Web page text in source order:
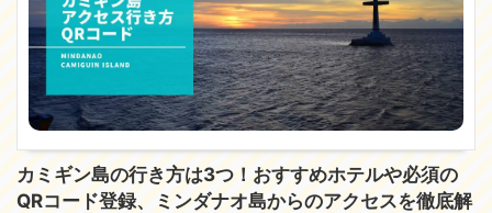
カミギン島の行き方は3つ！おすすめホテルや必須の
QRコード登録、ミンダナオ島からのアクセスを徹底解